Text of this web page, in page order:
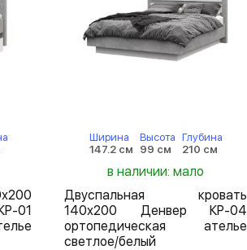
Ширина
147.2 см
Высота
99 см
Глубина
210 см
в наличии: мало
Двуспальная кровать
140х200 Денвер КР-04
ортопедическая ателье
светлое/белый